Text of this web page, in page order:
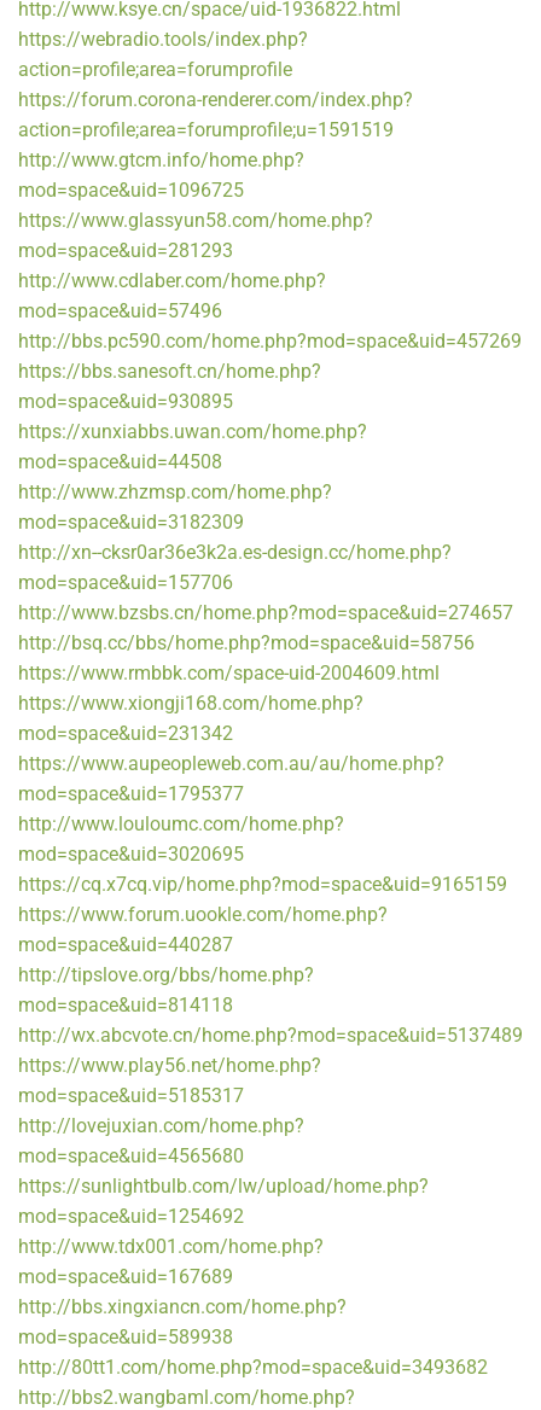
http://www.ksye.cn/space/uid-1936822.html
https://webradio.tools/index.php?
action=profile;area=forumprofile
https://forum.corona-renderer.com/index.php?
action=profile;area=forumprofile;u=1591519
http://www.gtcm.info/home.php?
mod=space&uid=1096725
https://www.glassyun58.com/home.php?
mod=space&uid=281293
http://www.cdlaber.com/home.php?
mod=space&uid=57496
http://bbs.pc590.com/home.php?mod=space&uid=457269
https://bbs.sanesoft.cn/home.php?
mod=space&uid=930895
https://xunxiabbs.uwan.com/home.php?
mod=space&uid=44508
http://www.zhzmsp.com/home.php?
mod=space&uid=3182309
http://xn--cksr0ar36e3k2a.es-design.cc/home.php?
mod=space&uid=157706
http://www.bzsbs.cn/home.php?mod=space&uid=274657
http://bsq.cc/bbs/home.php?mod=space&uid=58756
https://www.rmbbk.com/space-uid-2004609.html
https://www.xiongji168.com/home.php?
mod=space&uid=231342
https://www.aupeopleweb.com.au/au/home.php?
mod=space&uid=1795377
http://www.louloumc.com/home.php?
mod=space&uid=3020695
https://cq.x7cq.vip/home.php?mod=space&uid=9165159
https://www.forum.uookle.com/home.php?
mod=space&uid=440287
http://tipslove.org/bbs/home.php?
mod=space&uid=814118
http://wx.abcvote.cn/home.php?mod=space&uid=5137489
https://www.play56.net/home.php?
mod=space&uid=5185317
http://lovejuxian.com/home.php?
mod=space&uid=4565680
https://sunlightbulb.com/lw/upload/home.php?
mod=space&uid=1254692
http://www.tdx001.com/home.php?
mod=space&uid=167689
http://bbs.xingxiancn.com/home.php?
mod=space&uid=589938
http://80tt1.com/home.php?mod=space&uid=3493682
http://bbs2.wangbaml.com/home.php?